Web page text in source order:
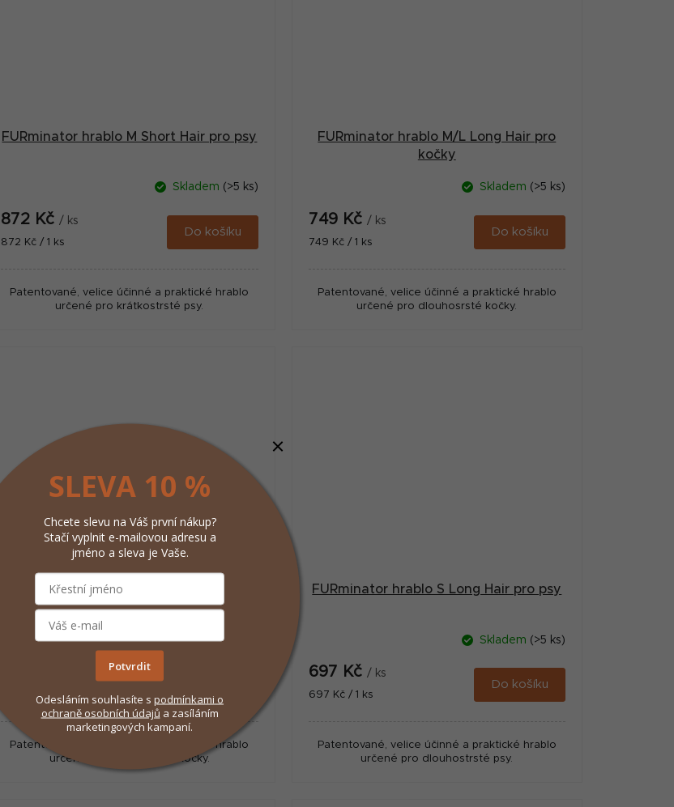
FURminator hrablo M Short Hair pro psy
Skladem (>5 ks)
872 Kč / ks
Měrná
872 Kč / 1 ks
Do košíku
Patentované, velice účinné a praktické hrablo
určené pro krátkostrsté psy.
FURminator hrablo M/L Long Hair pro
kočky
Skladem (>5 ks)
749 Kč / ks
Měrná
749 Kč / 1 ks
Do košíku
Patentované, velice účinné a praktické hrablo
určené pro dlouhosrsté kočky.
FURminator hrablo S Long Hair pro
kočky
Skladem(>5 ks)
697 Kč / 1 ks
Patentované, velice účinné a praktické hrablo
určené pro dlouhosrsté kočky.
FURminator hrablo S Long Hair pro psy
Skladem (>5 ks)
697 Kč / ks
Měrná
697 Kč / 1 ks
Do košíku
Patentované, velice účinné a praktické hrablo
určené pro dlouhostrsté psy.
SLEVA 10 %
Chcete slevu na Váš první nákup?
Stačí vyplnit e-mailovou adresu a
jméno a sleva je Vaše.
Potvrdit
Odesláním souhlasíte s podmínkami o
ochraně osobních údajů a zasíláním
marketingových kampaní.